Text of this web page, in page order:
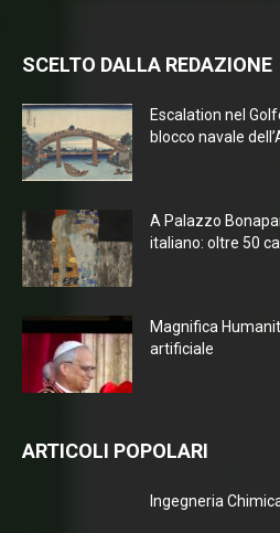
SCELTO DALLA REDAZIONE
Escalation nel
blocco navale
A Palazzo
italiano: oltre 50
Magnifica
artificiale
ARTICOLI POPOLARI
Ingegneria